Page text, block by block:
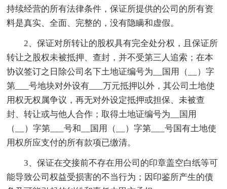
持续经营的所有法律条件，保证所提供的公司的所有资
料是真实、全面、完整的，没有隐瞒和虚假。
2、保证对所转让的股权具有完全处分权，且保证所
转让之股权未被抵押、查封，并不受第三人追索；在本
协议签订之日除公司名下土地证编号为__国用（__）字
第___号地块对外设有___万元抵押以外，其公司土地使
用权无权属争议，再无对外设定抵押或担保、未被查
封、转让或与他人合作；取得土地证编号为__国用
（__）字第___号和__国用（__）字第___号国有土地使
用权所应支付的所有款项已缴清。
3、保证在交接前不存在用公司的印章盖空白纸等可
能导致公司权益受损害的不当行为；因印鉴所产生的债